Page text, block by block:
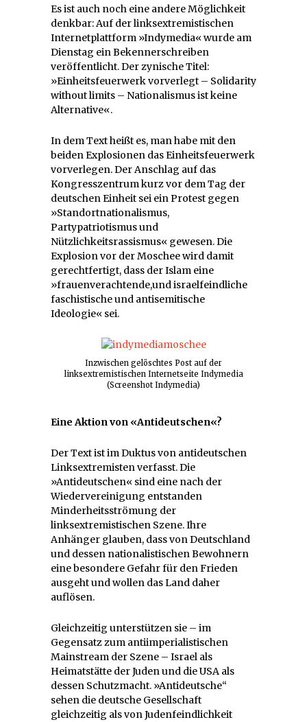
Es ist auch noch eine andere Möglichkeit
denkbar: Auf der linksextremistischen
Internetplattform »Indymedia« wurde am
Dienstag ein Bekennerschreiben
veröffentlicht. Der zynische Titel:
»Einheitsfeuerwerk vorverlegt – Solidarity
without limits – Nationalismus ist keine
Alternative«.
In dem Text heißt es, man habe mit den
beiden Explosionen das Einheitsfeuerwerk
vorverlegen. Der Anschlag auf das
Kongresszentrum kurz vor dem Tag der
deutschen Einheit sei ein Protest gegen
»Standortnationalismus,
Partypatriotismus und
Nützlichkeitsrassismus« gewesen. Die
Explosion vor der Moschee wird damit
gerechtfertigt, dass der Islam eine
»frauenverachtende,und israelfeindliche
faschistische und antisemitische
Ideologie« sei.
Inzwischen gelöschtes Post auf der
linksextremistischen Internetseite Indymedia
(Screenshot Indymedia)
Eine Aktion von «Antideutschen«?
Der Text ist im Duktus von antideutschen
Linksextremisten verfasst. Die
»Antideutschen« sind eine nach der
Wiedervereinigung entstanden
Minderheitsströmung der
linksextremistischen Szene. Ihre
Anhänger glauben, dass von Deutschland
und dessen nationalistischen Bewohnern
eine besondere Gefahr für den Frieden
ausgeht und wollen das Land daher
auflösen.
Gleichzeitig unterstützen sie – im
Gegensatz zum antiimperialistischen
Mainstream der Szene – Israel als
Heimatstätte der Juden und die USA als
dessen Schutzmacht. »Antideutsche“
sehen die deutsche Gesellschaft
gleichzeitig als von Judenfeindlichkeit